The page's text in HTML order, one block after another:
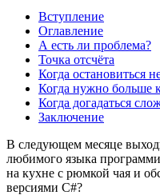
Вступление
Оглавление
А есть ли проблема?
Точка отсчёта
Когда остановиться
Когда нужно больше
Когда догадаться
Заключение
В следующем месяце
любимого языка
на кухне с рюмкой чая и
версиями C#?